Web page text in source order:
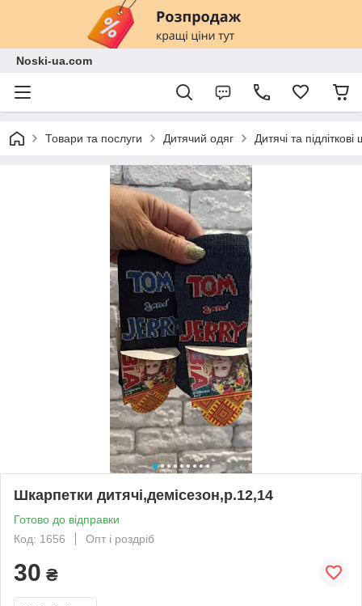
Noski-ua.com
Товари та послуги Дитячий одяг Дитячі та
Шкарпетки дитячі,демісезон,р.12,14
Готово до відправки
Код: 1656
Опт і роздріб
30 ₴